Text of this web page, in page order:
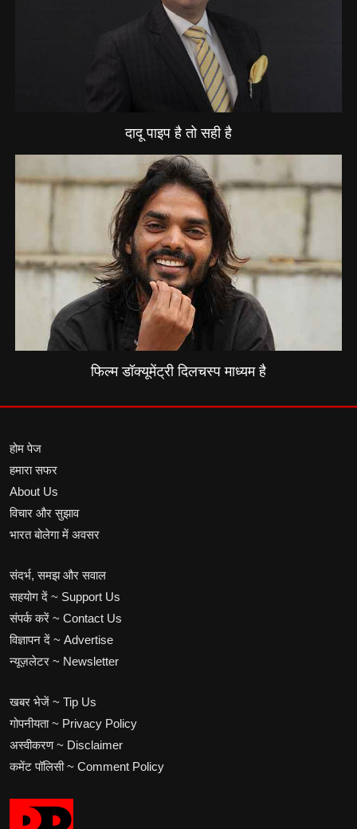
दादू पाइप है तो सही है
फिल्म डॉक्यूमेंट्री दिलचस्प माध्यम है
होम पेज
हमारा सफर
About Us
विचार और सुझाव
भारत बोलेगा में अवसर
संदर्भ, समझ और सवाल
सहयोग दें ~ Support Us
संपर्क करें ~ Contact Us
विज्ञापन दें ~ Advertise
न्यूज़लेटर ~ Newsletter
खबर भेजें ~ Tip Us
गोपनीयता ~ Privacy Policy
अस्वीकरण ~ Disclaimer
कमेंट पॉलिसी ~ Comment Policy